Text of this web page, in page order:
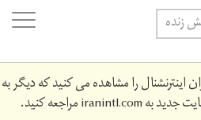
زنده
را مشاهده می کنید که دیگر به
جدید بهiranintl.comمراجعه کنید.